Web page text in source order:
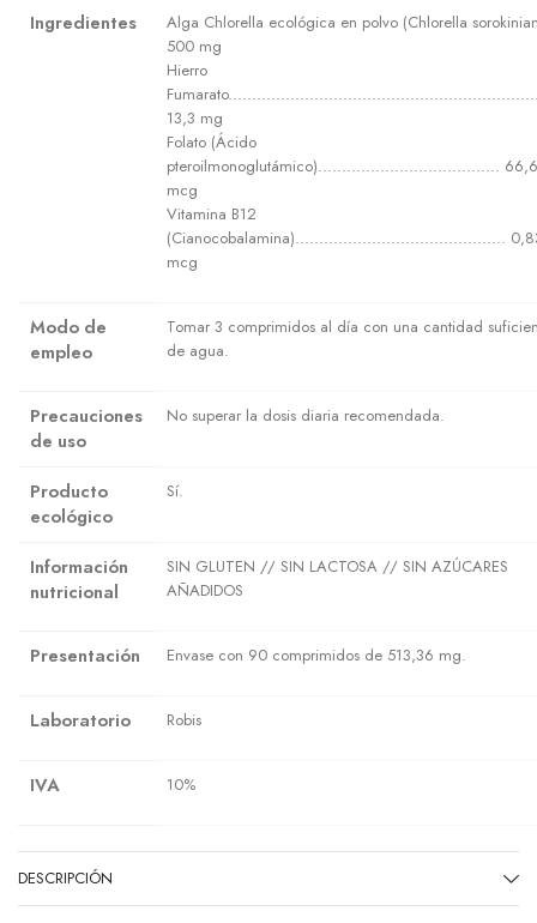
Ingredientes
Alga Chlorella ecológica en polvo (Chlorella
500 mg
Hierro
13,3 mg
Folato (Ácido
pteroilmonoglutámico)...................................... 66,6
mcg
Vitamina B12
(Cianocobalamina)............................................
mcg
Modo de
empleo
Tomar 3 comprimidos al día con una cantidad
de agua.
Precauciones
de uso
No superar la dosis diaria recomendada.
Producto
ecológico
Sí.
Información
nutricional
SIN GLUTEN // SIN LACTOSA // SIN AZÚCARES
AÑADIDOS
Presentación Envase con 90 comprimidos de 513,36 mg.
Laboratorio Robis
IVA 10%
DESCRIPCIÓN